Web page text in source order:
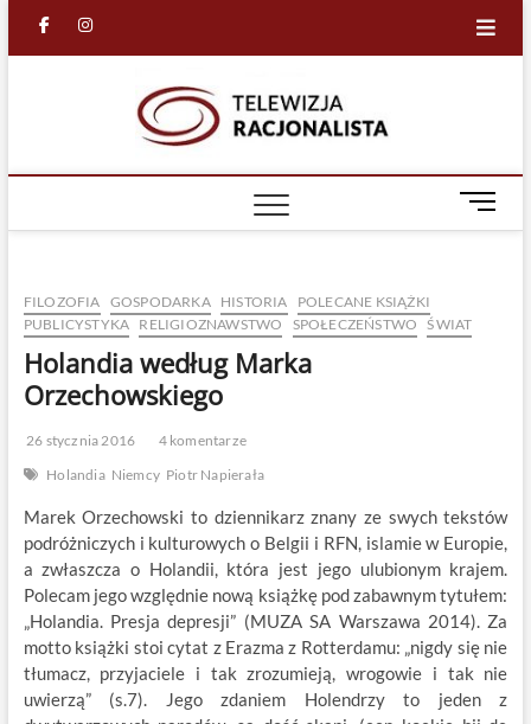
facebook
in
M
e
u
FILOZOFIA GOSPODARKA HISTORIA
POLECANE KSIĄŻKI
PUBLICYSTYKA RELIGIOZNAWSTWO SPOŁECZEŃSTWO ŚWIAT
Holandia według Marka
Orzechowskiego
26 stycznia 2016
4 komentarze
Holandia Niemcy Piotr Napierała
Marek Orzechowski to dziennikarz znany ze swych tekstów
podróżniczych i kulturowych o Belgii i RFN, islamie w Europie,
a zwłaszcza o Holandii, która jest jego ulubionym krajem.
Polecam jego względnie nową książkę pod zabawnym tytułem:
„Holandia. Presja depresji” (MUZA SA Warszawa 2014). Za
motto książki stoi cytat z Erazma z Rotterdamu: „nigdy się nie
tłumacz, przyjaciele i tak zrozumieją, wrogowie i tak nie
uwierzą” (s.7). Jego zdaniem Holendrzy to jeden z